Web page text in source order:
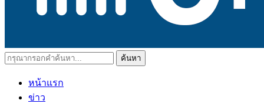
หน้าแรก
ข่าว